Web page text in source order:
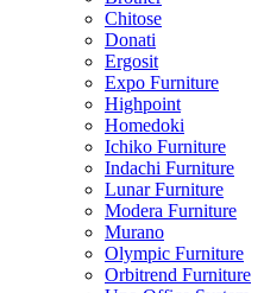
Chitose
Donati
Ergosit
Expo Furniture
Highpoint
Homedoki
Ichiko Furniture
Indachi Furniture
Lunar Furniture
Modera Furniture
Murano
Olympic Furniture
Orbitrend Furniture